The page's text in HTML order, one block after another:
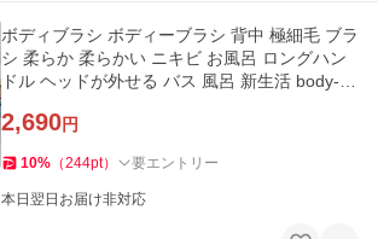
ボディブラシ ボディーブラシ 背中 極細毛 ブラ
シ 柔らか 柔らかい ニキビ お風呂 ロングハン
ドル ヘッドが外せる バス 風呂 新生活 body-br
2,690円
10% （244pt） 要エントリー
本日翌日お届け非対応